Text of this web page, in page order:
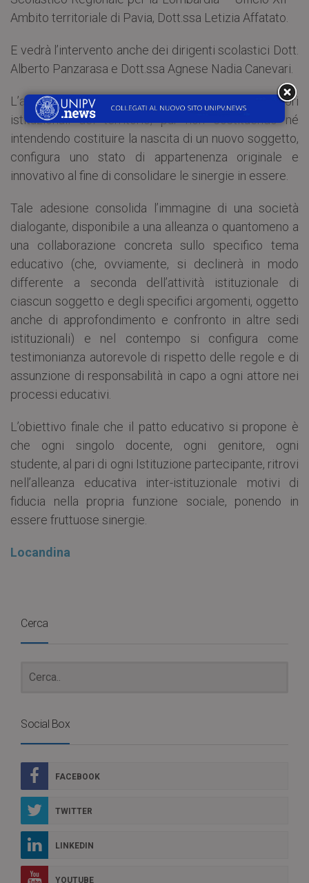
Ambito territoriale di Pavia, Dott.ssa Letizia Affatato.
E vedrà l’intervento anche dei dirigenti scolastici Dott.
Alberto Panzarasa e Dott.ssa Agnese Nadia Canevari.
L’adesione al Tavolo Tecnico dei principali attori
istituzionali del territorio, pur non costituendo né
intendendo costituire la nascita di un nuovo soggetto,
configura uno stato di appartenenza originale e
innovativo al fine di consolidare le sinergie in essere.
Tale adesione consolida l’immagine di una società
dialogante, disponibile a una alleanza o quantomeno a
una collaborazione concreta sullo specifico tema
educativo (che, ovviamente, si declinerà in modo
differente a seconda dell’attività istituzionale di
ciascun soggetto e degli specifici argomenti, oggetto
anche di approfondimento e confronto in altre sedi
istituzionali) e nel contempo si configura come
testimonianza autorevole di rispetto delle regole e di
assunzione di responsabilità in capo a ogni attore nei
processi educativi.
L’obiettivo finale che il patto educativo si propone è
che ogni singolo docente, ogni genitore, ogni
studente, al pari di ogni Istituzione partecipante, ritrovi
nell’alleanza educativa inter-istituzionale motivi di
fiducia nella propria funzione sociale, ponendo in
essere fruttuose sinergie.
Locandina
Cerca
Social Box
FACEBOOK
TWITTER
LINKEDIN
YOUTUBE